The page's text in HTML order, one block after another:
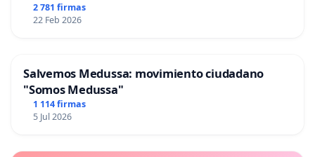
2 781 firmas
22 Feb 2026
Salvemos Medussa: movimiento ciudadano
"Somos Medussa"
1 114 firmas
5 Jul 2026